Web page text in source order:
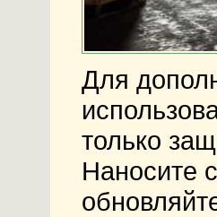
Для
только
Наносите